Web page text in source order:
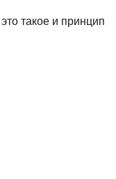
такое и принцип